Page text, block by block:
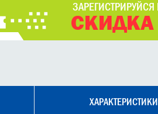
СКИДКА
ХАРАКТЕРИСТИКИ